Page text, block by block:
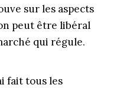
sur les aspects
peut être libéral
qui régule.
fait tous les